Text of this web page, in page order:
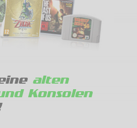
alten
Konsolen